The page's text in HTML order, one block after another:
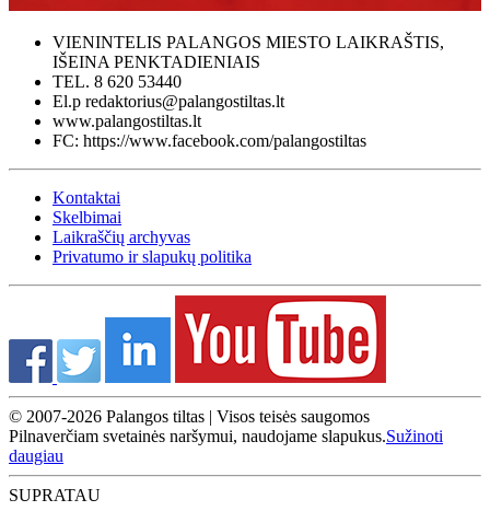
VIENINTELIS PALANGOS MIESTO LAIKRAŠTIS,
IŠEINA PENKTADIENIAIS
TEL. 8 620 53440
El.p redaktorius@palangostiltas.lt
www.palangostiltas.lt
FC: https://www.facebook.com/palangostiltas
Kontaktai
Skelbimai
Laikraščių archyvas
Privatumo ir slapukų politika
© 2007-2026 Palangos tiltas | Visos teisės saugomos
Pilnaverčiam svetainės naršymui, naudojame slapukus.Sužinoti
daugiau
SUPRATAU